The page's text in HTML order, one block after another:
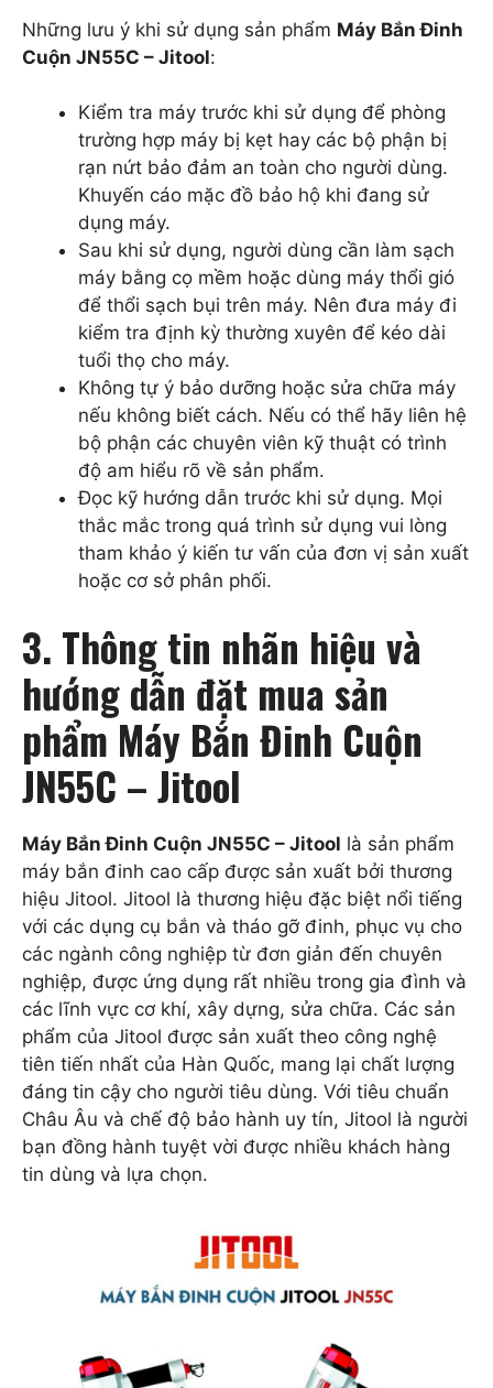
Những lưu ý khi sử dụng sản phẩm Máy Bắn Đinh
Cuộn JN55C – Jitool:
Kiểm tra máy trước khi sử dụng để phòng
trường hợp máy bị kẹt hay các bộ phận bị
rạn nứt bảo đảm an toàn cho người dùng.
Khuyến cáo mặc đồ bảo hộ khi đang sử
dụng máy.
Sau khi sử dụng, người dùng cần làm sạch
máy bằng cọ mềm hoặc dùng máy thổi gió
để thổi sạch bụi trên máy. Nên đưa máy đi
kiểm tra định kỳ thường xuyên để kéo dài
tuổi thọ cho máy.
Không tự ý bảo dưỡng hoặc sửa chữa máy
nếu không biết cách. Nếu có thể hãy liên hệ
bộ phận các chuyên viên kỹ thuật có trình
độ am hiểu rõ về sản phẩm.
Đọc kỹ hướng dẫn trước khi sử dụng. Mọi
thắc mắc trong quá trình sử dụng vui lòng
tham khảo ý kiến tư vấn của đơn vị sản xuất
hoặc cơ sở phân phối.
3. Thông tin nhãn hiệu và
hướng dẫn đặt mua sản
phẩm Máy Bắn Đinh Cuộn
JN55C – Jitool
Máy Bắn Đinh Cuộn JN55C – Jitool là sản phẩm
máy bắn đinh cao cấp được sản xuất bởi thương
hiệu Jitool. Jitool là thương hiệu đặc biệt nổi tiếng
với các dụng cụ bắn và tháo gỡ đinh, phục vụ cho
các ngành công nghiệp từ đơn giản đến chuyên
nghiệp, được ứng dụng rất nhiều trong gia đình và
các lĩnh vực cơ khí, xây dựng, sửa chữa. Các sản
phẩm của Jitool được sản xuất theo công nghệ
tiên tiến nhất của Hàn Quốc, mang lại chất lượng
đáng tin cậy cho người tiêu dùng. Với tiêu chuẩn
Châu Âu và chế độ bảo hành uy tín, Jitool là người
bạn đồng hành tuyệt vời được nhiều khách hàng
tin dùng và lựa chọn.